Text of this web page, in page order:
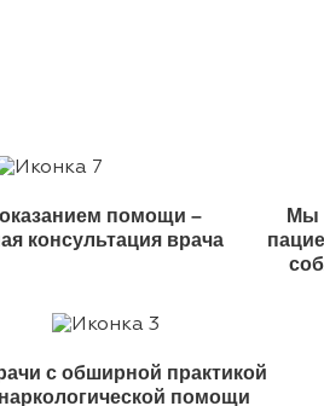
помощи –
консультация врача
Мы
с обширной практикой
наркологической помощи